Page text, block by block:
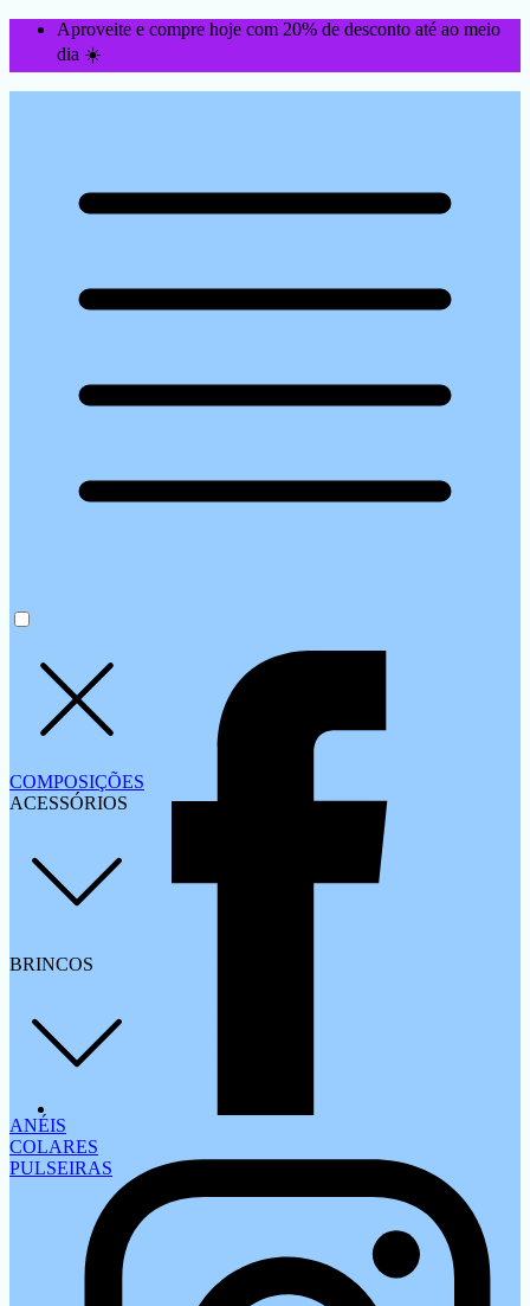
Aproveite e compre hoje com 20% de desconto até ao meio
dia ☀️
COMPOSIÇÕES
ACESSÓRIOS
BRINCOS
ANÉIS
COLARES
PULSEIRAS